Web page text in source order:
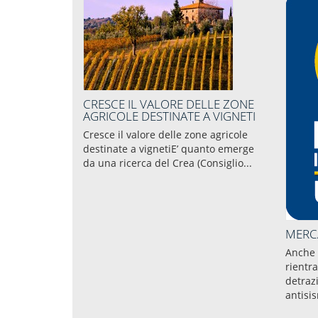
CRESCE IL VALORE DELLE ZONE
AGRICOLE DESTINATE A VIGNETI
Cresce il valore delle zone agricole
destinate a vignetiE’ quanto emerge
da una ricerca del Crea (Consiglio...